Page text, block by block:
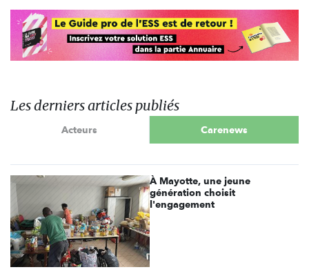
Les derniers articles publiés
Acteurs Carenews
À Mayotte, une jeune
génération choisit
l'engagement